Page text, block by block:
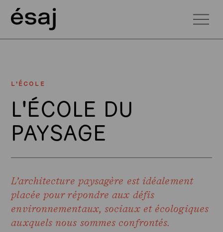
L'ÉCOLE
L'ÉCOLE DU
PAYSAGE
L’architecture paysagère est idéalement
placée pour répondre aux défis
environnementaux, sociaux et écologiques
auxquels nous sommes confrontés.